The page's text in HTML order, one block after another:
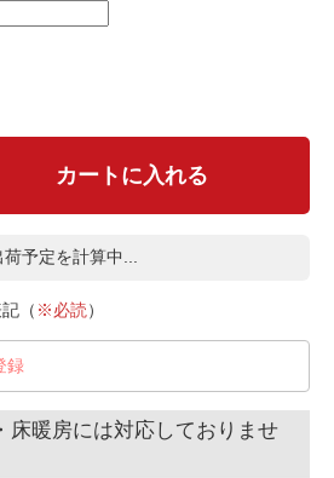
カートに入れる
荷予定を計算中...
（ ※必読）
録
床暖房には対応しておりませ